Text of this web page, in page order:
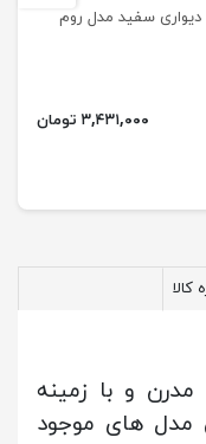
سفید مدل روم
۳,۴۳۱,۰۰۰ تومان
کالا
مدرن و با زمینه
مدل های موجود